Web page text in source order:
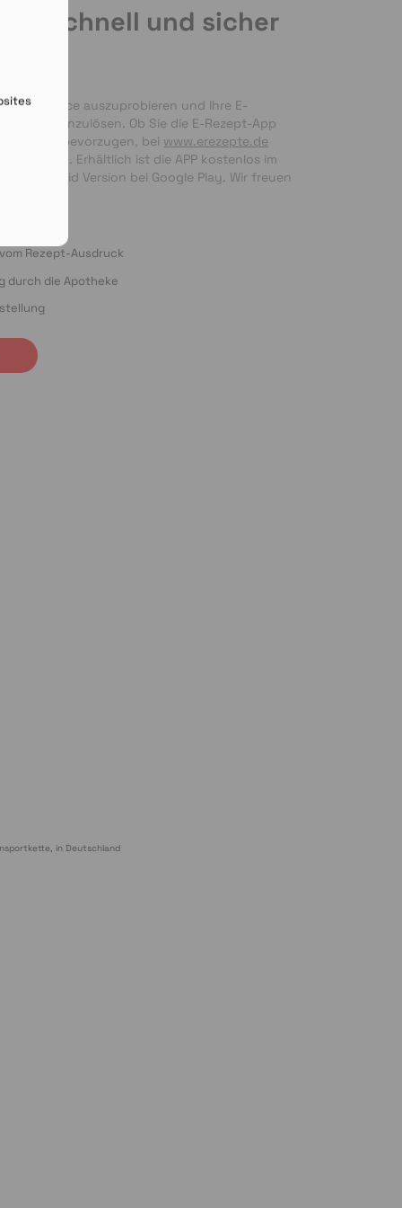
schnell und sicher
Service auszuprobieren und Ihre E-
bequem einzulösen. Ob Sie die E-Rezept-App
per Foto bevorzugen, bei www.erezepte.de
Händen. Erhältlich ist die APP kostenlos im
als Android Version bei Google Play. Wir freuen
Rezept-Ausdruck
durch die Apotheke
in Deutschland